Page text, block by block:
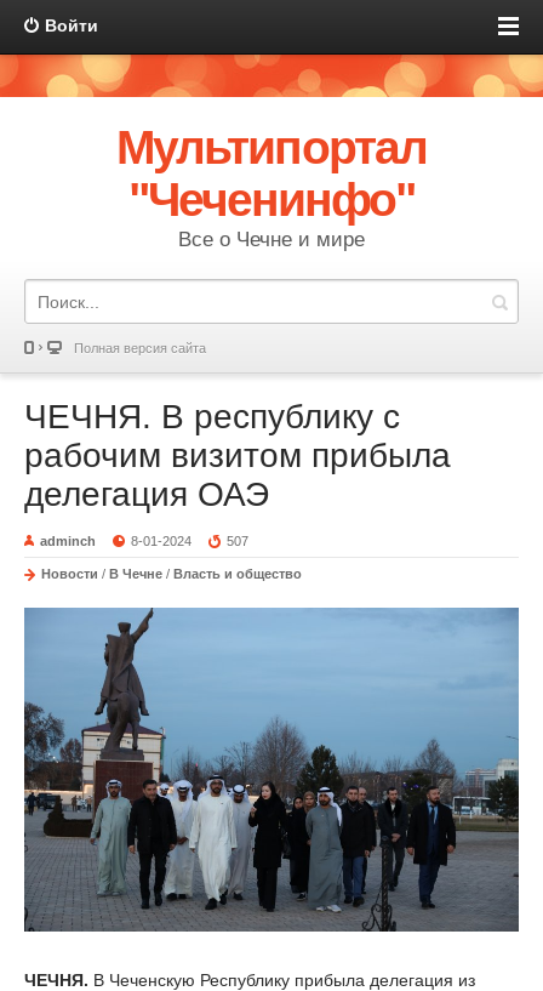
Войти
Мультипортал
"Чеченинфо"
Все о Чечне и мире
Полная версия сайта
ЧЕЧНЯ. В республику с
рабочим визитом прибыла
делегация ОАЭ
adminch 8-01-2024 507
Новости / В Чечне / Власть и общество
ЧЕЧНЯ. В Чеченскую Республику прибыла делегация из